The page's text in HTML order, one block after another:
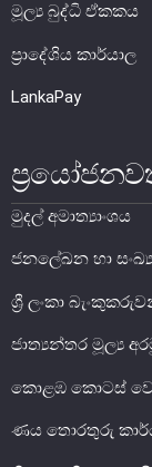
මූල්‍ය යටිතල
නීති හා
උපකරණ සහ
මූල්‍ය
මූල්‍ය පද්ධති
මූල්‍ය පද්ධති
මූල්‍ය බුද්ධි ඒකකය
ප්‍රාදේශිය කාර්යාල
LankaPay
මුදල් අමාත්‍යාංශය
ජනලේඛන හා
ශ්‍රී ලංකා
ජාත්‍යන්තර මූල්‍ය
කොළඹ කොටස්
ණය තොරතුරු